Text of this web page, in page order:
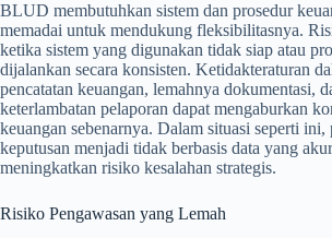
BLUD membutuhkan sistem dan prosedur
memadai untuk mendukung fleksibilitasnya.
ketika sistem yang digunakan tidak siap atau
dijalankan secara konsisten. Ketidakteraturan
pencatatan keuangan, lemahnya dokumentasi,
keterlambatan pelaporan dapat mengaburkan
keuangan sebenarnya. Dalam situasi seperti ini,
keputusan menjadi tidak berbasis data yang
meningkatkan risiko kesalahan strategis.
Risiko Pengawasan yang Lemah